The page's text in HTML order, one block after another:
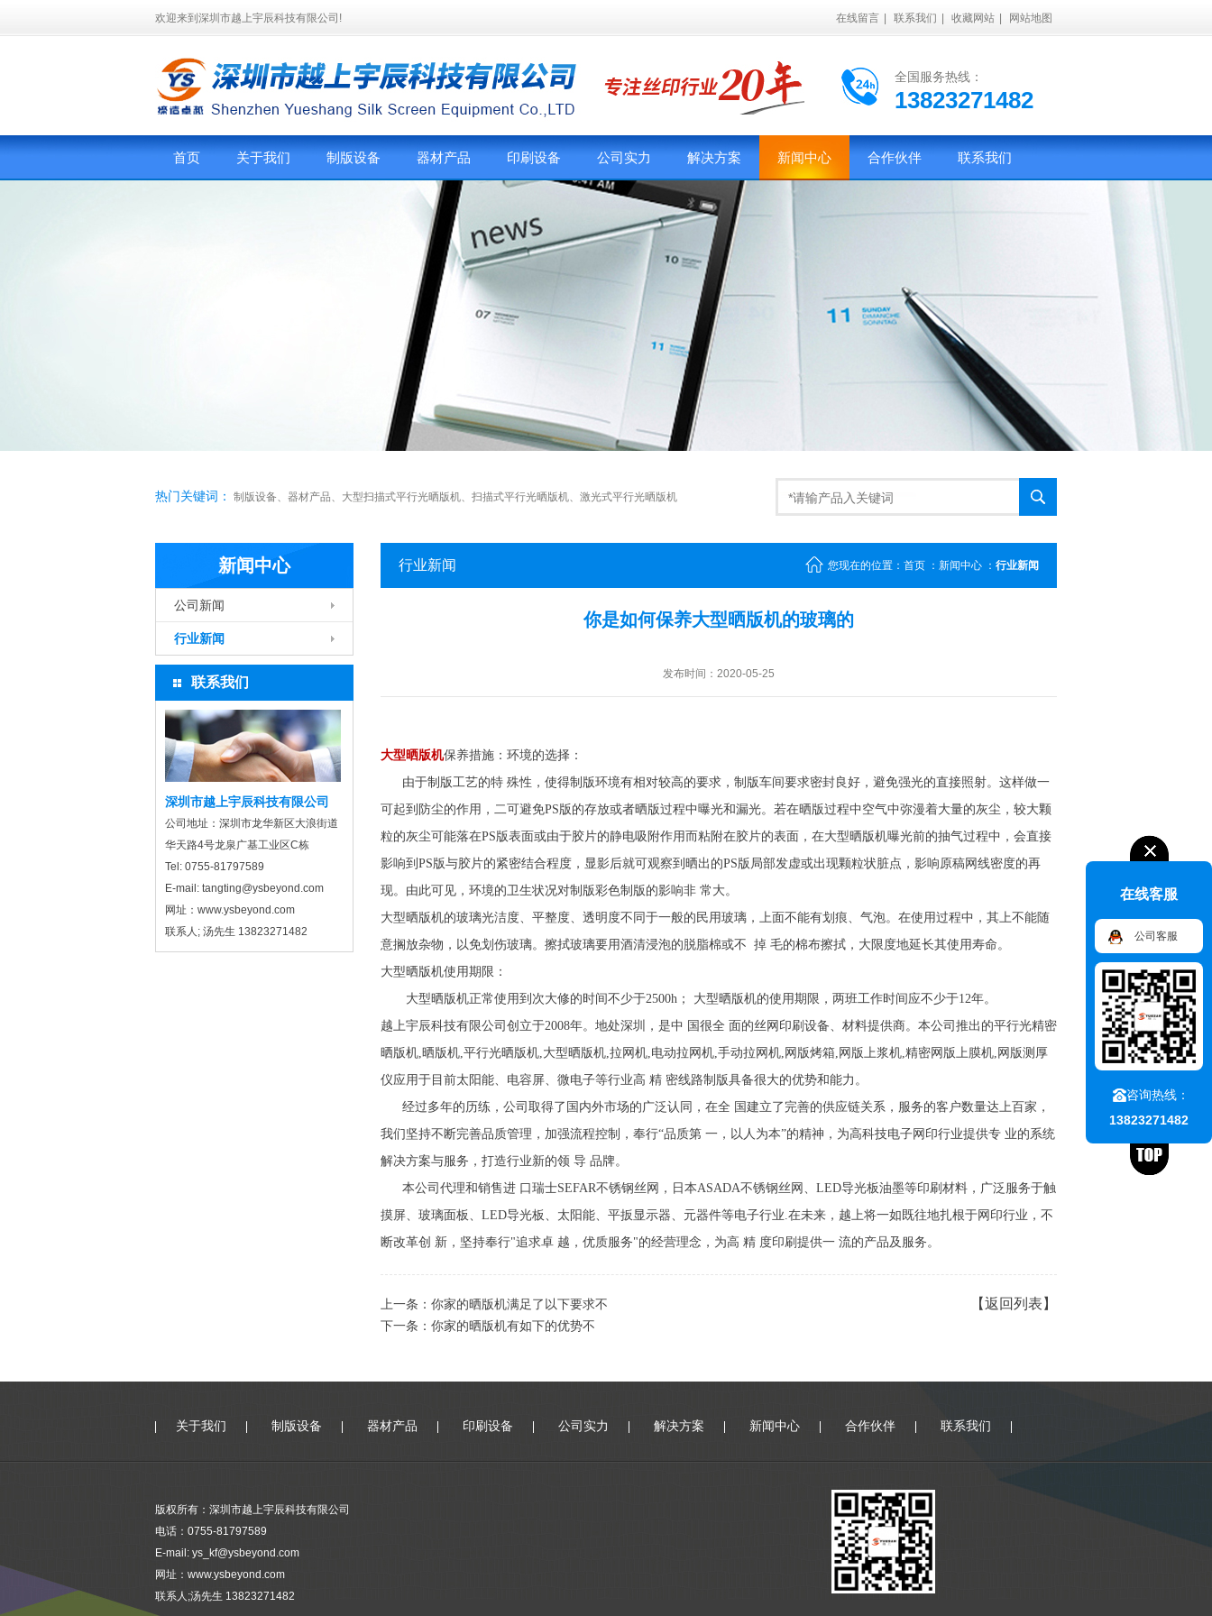
在线留言 联系我们 收藏网站 网站地图
欢迎来到深圳市越上宇辰科技有限公司!
全国服务热线：
13823271482
首页 关于我们 制版设备 器材产品 印刷设备 公司实力 解决方案 新闻中心 合作伙伴 联系我们
热门关键词： 制版设备、 器材产品、 大型扫描式平行光晒版机、 扫描式平行光晒版机、 激光式平行光晒版机
新闻中心
公司新闻
行业新闻
联系我们
深圳市越上宇辰科技有限公司
公司地址：深圳市龙华新区大浪街道
华天路4号龙泉广基工业区C栋
Tel: 0755-81797589
E-mail: tangting@ysbeyond.com
网址：www.ysbeyond.com
联系人; 汤先生 13823271482
行业新闻 您现在的位置： 首页 ： 新闻中心 ： 行业新闻
你是如何保养大型晒版机的玻璃的
发布时间：2020-05-25
大型晒版机保养措施：环境的选择：
由于制版工艺的特 殊性，使得制版环境有相对较高的要求，制版车间要求密封良好，避免强光的直接照射。这样做一
可起到防尘的作用，二可避免PS版的存放或者晒版过程中曝光和漏光。若在晒版过程中空气中弥漫着大量的灰尘，较大颗
粒的灰尘可能落在PS版表面或由于胶片的静电吸附作用而粘附在胶片的表面，在大型晒版机曝光前的抽气过程中，会直接
影响到PS版与胶片的紧密结合程度，显影后就可观察到晒出的PS版局部发虚或出现颗粒状脏点，影响原稿网线密度的再
现。由此可见，环境的卫生状况对制版彩色制版的影响非 常大。
大型晒版机的玻璃光洁度、平整度、透明度不同于一般的民用玻璃，上面不能有划痕、气泡。在使用过程中，其上不能随
意搁放杂物，以免划伤玻璃。擦拭玻璃要用酒清浸泡的脱脂棉或不 掉 毛的棉布擦拭，大限度地延长其使用寿命。
大型晒版机使用期限：
大型晒版机正常使用到次大修的时间不少于2500h； 大型晒版机的使用期限，两班工作时间应不少于12年。
越上宇辰科技有限公司创立于2008年。地处深圳，是中 国很全 面的丝网印刷设备、材料提供商。本公司推出的平行光精密
晒版机,晒版机,平行光晒版机,大型晒版机,拉网机,电动拉网机,手动拉网机,网版烤箱,网版上浆机,精密网版上膜机,网版测厚
仪应用于目前太阳能、电容屏、微电子等行业高 精 密线路制版具备很大的优势和能力。
经过多年的历练，公司取得了国内外市场的广泛认同，在全 国建立了完善的供应链关系，服务的客户数量达上百家，
我们坚持不断完善品质管理，加强流程控制，奉行“品质第 一，以人为本”的精神，为高科技电子网印行业提供专 业的系统
解决方案与服务，打造行业新的领 导 品牌。
本公司代理和销售进 口瑞士SEFAR不锈钢丝网，日本ASADA不锈钢丝网、LED导光板油墨等印刷材料，广泛服务于触
摸屏、玻璃面板、LED导光板、太阳能、平扳显示器、元器件等电子行业.在未来，越上将一如既往地扎根于网印行业，不
断改革创 新，坚持奉行"追求卓 越，优质服务"的经营理念，为高 精 度印刷提供一 流的产品及服务。
上一条： 你家的晒版机满足了以下要求不
下一条： 你家的晒版机有如下的优势不
【返回列表】
关于我们 制版设备 器材产品 印刷设备 公司实力 解决方案 新闻中心 合作伙伴 联系我们
版权所有：深圳市越上宇辰科技有限公司
电话：0755-81797589
E-mail: ys_kf@ysbeyond.com
网址：www.ysbeyond.com
联系人;汤先生 13823271482
在线客服
公司客服
咨询热线：
13823271482